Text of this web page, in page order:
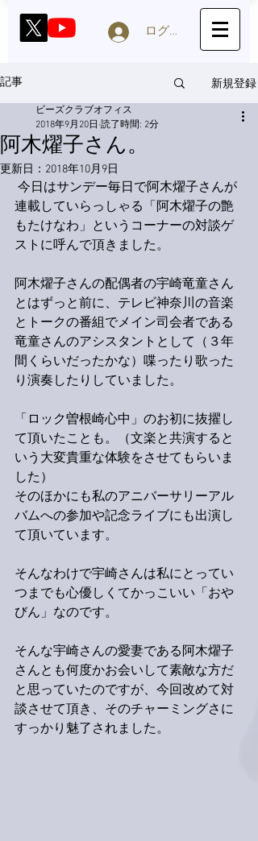
ログイン
記事 新規登録
阿木燿子さん。
ビーズクラブオフィス
2018年9月20日 読了時間: 2分
更新日： 2018年10月9日
連載していらっしゃる「阿木燿子の艶
もたけなわ」というコーナーの対談ゲ
ストに呼んで頂きました。
阿木燿子さんの配偶者の宇崎竜童さん
とはずっと前に、テレビ神奈川の音楽
とトークの番組でメイン司会者である
竜童さんのアシスタントとして（３年
間くらいだったかな）喋ったり歌った
り演奏したりしていました。
「ロック曽根崎心中」のお初に抜擢し
て頂いたことも。（文楽と共演すると
いう大変貴重な体験をさせてもらいま
した）
そのほかにも私のアニバーサリーアル
バムへの参加や記念ライブにも出演し
て頂いています。
そんなわけで宇崎さんは私にとってい
つまでも心優しくてかっこいい「おや
びん」なのです。
そんな宇崎さんの愛妻である阿木燿子
さんとも何度かお会いして素敵な方だ
と思っていたのですが、今回改めて対
談させて頂き、そのチャーミングさに
すっかり魅了されました。